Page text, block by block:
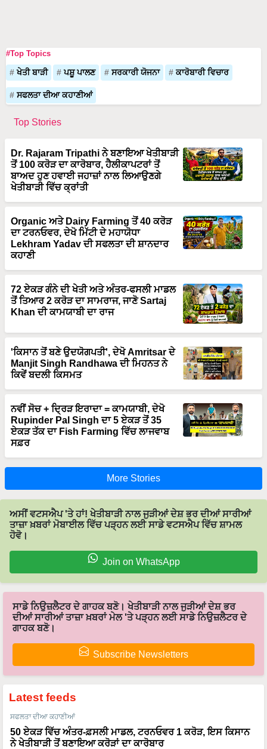
#Top Topics
ਖੇਤੀ ਬਾੜੀ ਪਸ਼ੂ ਪਾਲਣ ਸਰਕਾਰੀ ਯੋਜਨਾ ਕਾਰੋਬਾਰੀ ਵਿਚਾਰ
ਸਫਲਤਾ ਦੀਆ ਕਹਾਣੀਆਂ
Top Stories
Dr. Rajaram Tripathi ਨੇ ਬਣਾਇਆ ਖੇਤੀਬਾੜੀ
ਤੋਂ 100 ਕਰੋੜ ਦਾ ਕਾਰੋਬਾਰ, ਹੈਲੀਕਾਪਟਰਾਂ ਤੋਂ
ਬਾਅਦ ਹੁਣ ਹਵਾਈ ਜਹਾਜ਼ਾਂ ਨਾਲ ਲਿਆਉਣਗੇ
ਖੇਤੀਬਾੜੀ ਵਿੱਚ ਕ੍ਰਾਂਤੀ
Organic ਅਤੇ Dairy Farming ਤੋਂ 40 ਕਰੋੜ
ਦਾ ਟਰਨਓਵਰ, ਦੇਖੋ ਮਿੱਟੀ ਦੇ ਮਹਾਯੋਧਾ
Lekhram Yadav ਦੀ ਸਫਲਤਾ ਦੀ ਸ਼ਾਨਦਾਰ
ਕਹਾਣੀ
72 ਏਕੜ ਗੰਨੇ ਦੀ ਖੇਤੀ ਅਤੇ ਅੰਤਰ-ਫਸਲੀ ਮਾਡਲ
ਤੋਂ ਤਿਆਰ 2 ਕਰੋੜ ਦਾ ਸਾਮਰਾਜ, ਜਾਣੋ Sartaj
Khan ਦੀ ਕਾਮਯਾਬੀ ਦਾ ਰਾਜ
'ਕਿਸਾਨ ਤੋਂ ਬਣੇ ਉਦਯੋਗਪਤੀ', ਦੇਖੋ Amritsar ਦੇ
Manjit Singh Randhawa ਦੀ ਮਿਹਨਤ ਨੇ
ਕਿਵੇਂ ਬਦਲੀ ਕਿਸਮਤ
ਨਵੀਂ ਸੋਚ + ਦ੍ਰਿੜ ਇਰਾਦਾ = ਕਾਮਯਾਬੀ, ਦੇਖੋ
Rupinder Pal Singh ਦਾ 5 ਏਕੜ ਤੋਂ 35
ਏਕੜ ਤੱਕ ਦਾ Fish Farming ਵਿੱਚ ਲਾਜਵਾਬ
ਸਫ਼ਰ
More Stories
ਅਸੀਂ ਵਟਸਐਪ 'ਤੇ ਹਾਂ! ਖੇਤੀਬਾੜੀ ਨਾਲ ਜੁੜੀਆਂ ਦੇਸ਼ ਭਰ ਦੀਆਂ ਸਾਰੀਆਂ
ਤਾਜ਼ਾ ਖ਼ਬਰਾਂ ਮੋਬਾਈਲ ਵਿੱਚ ਪੜ੍ਹਨ ਲਈ ਸਾਡੇ ਵਟਸਐਪ ਵਿੱਚ ਸ਼ਾਮਲ
ਹੋਵੋ।
Join on WhatsApp
ਸਾਡੇ ਨਿਉਜ਼ਲੈਟਰ ਦੇ ਗਾਹਕ ਬਣੋ। ਖੇਤੀਬਾੜੀ ਨਾਲ ਜੁੜੀਆਂ ਦੇਸ਼ ਭਰ
ਦੀਆਂ ਸਾਰੀਆਂ ਤਾਜ਼ਾ ਖ਼ਬਰਾਂ ਮੇਲ 'ਤੇ ਪੜ੍ਹਨ ਲਈ ਸਾਡੇ ਨਿਉਜ਼ਲੈਟਰ ਦੇ
ਗਾਹਕ ਬਣੋ।
Subscribe Newsletters
Latest feeds
ਸਫਲਤਾ ਦੀਆ ਕਹਾਣੀਆਂ
50 ਏਕੜ ਵਿੱਚ ਅੰਤਰ-ਫ਼ਸਲੀ ਮਾਡਲ, ਟਰਨਓਵਰ 1 ਕਰੋੜ, ਇਸ ਕਿਸਾਨ
ਨੇ ਖੇਤੀਬਾੜੀ ਤੋਂ ਬਣਾਇਆ ਕਰੋੜਾਂ ਦਾ ਕਾਰੋਬਾਰ